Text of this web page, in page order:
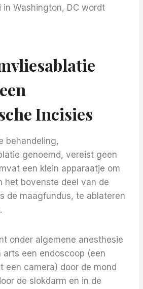
in Washington, DC wordt
Incisies
behandeling,
genoemd, vereist geen
een klein apparaatje om
het bovenste deel van de
de maagfundus, te ablateren
onder algemene anesthesie
een endoscoop (een
een camera) door de mond
de slokdarm en in de